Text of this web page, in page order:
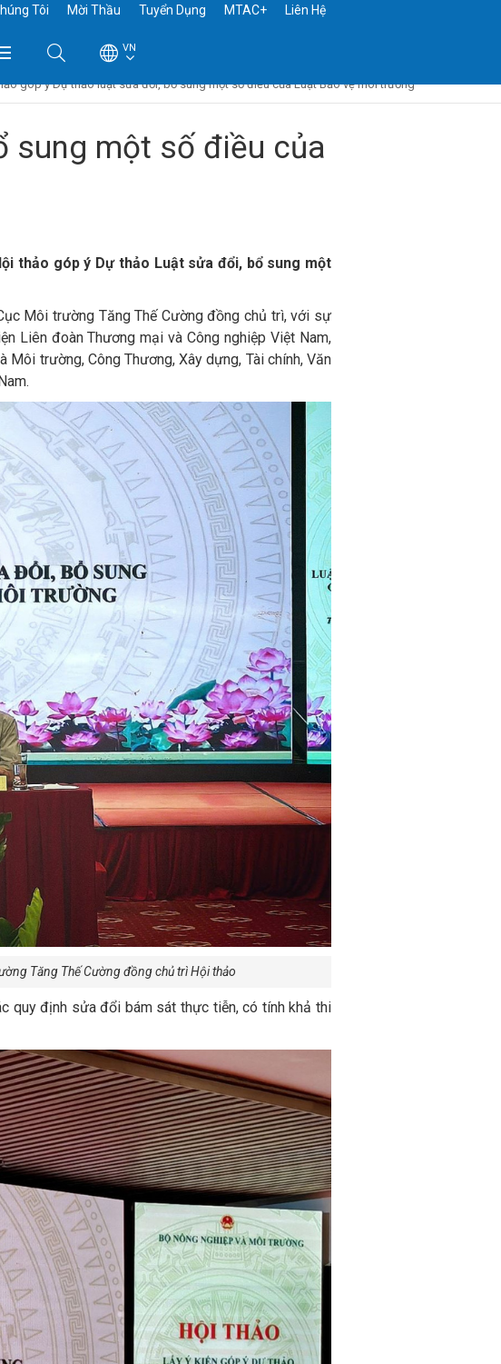
Tôi Mời Thầu Tuyển Dụng MTAC+ Liên Hệ
VN
góp ý Dự thảo luật sửa đổi, bổ sung một số điều của Luật Bảo vệ môi trường
sung một số điều của
thảo góp ý Dự thảo Luật sửa đổi, bổ sung một
Môi trường Tăng Thế Cường đồng chủ trì, với sự
Liên đoàn Thương mại và Công nghiệp Việt Nam,
Môi trường, Công Thương, Xây dựng, Tài chính, Văn
Tăng Thế Cường đồng chủ trì Hội thảo
quy định sửa đổi bám sát thực tiễn, có tính khả thi